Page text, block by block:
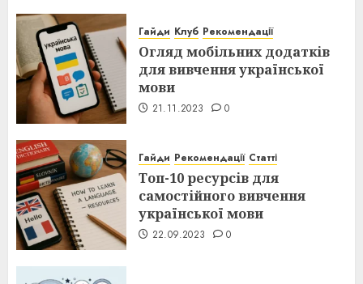
Гайди Клуб Рекомендації
Огляд мобільних додатків
для вивчення української
мови
21.11.2023 0
Гайди Рекомендації Статті
Топ-10 ресурсів для
самостійного вивчення
української мови
22.09.2023 0